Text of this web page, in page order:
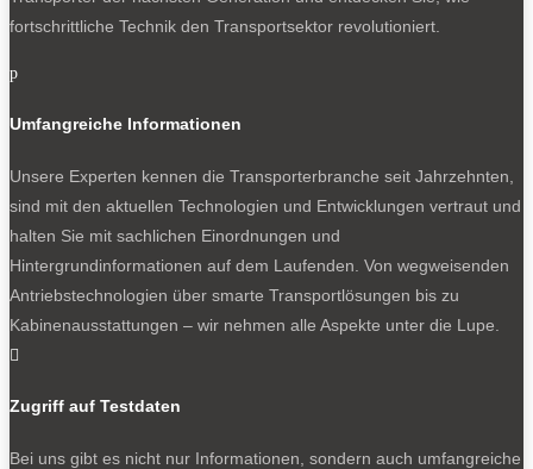
fortschrittliche Technik den Transportsektor revolutioniert.
p
Umfangreiche Informationen
Unsere Experten kennen die Transporterbranche seit Jahrzehnten,
sind mit den aktuellen Technologien und Entwicklungen vertraut und
halten Sie mit sachlichen Einordnungen und
Hintergrundinformationen auf dem Laufenden. Von wegweisenden
Antriebstechnologien über smarte Transportlösungen bis zu
Kabinenausstattungen – wir nehmen alle Aspekte unter die Lupe.

Zugriff auf Testdaten
Bei uns gibt es nicht nur Informationen, sondern auch umfangreiche